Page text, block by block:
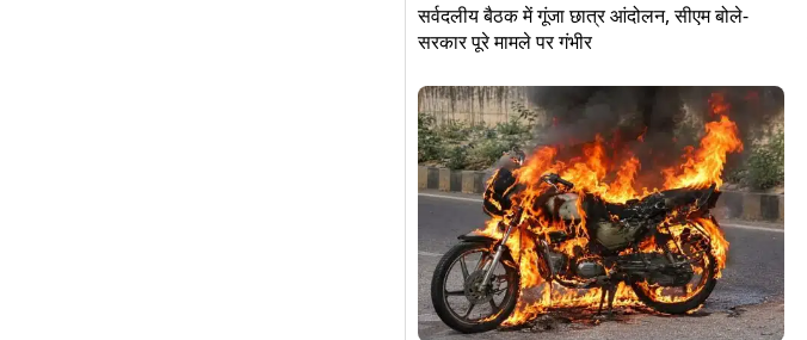
सर्वदलीय बैठक में गूंजा छात्र आंदोलन, सीएम बोले-
सरकार पूरे मामले पर गंभीर